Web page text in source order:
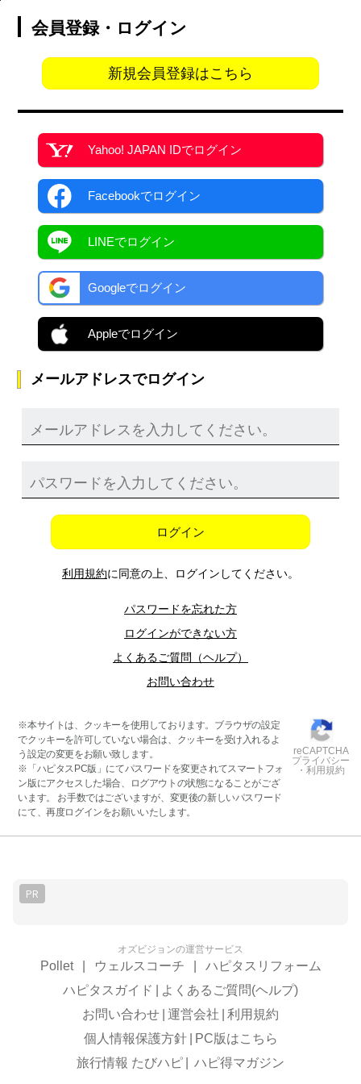
会員登録・ログイン
新規会員登録はこちら
Yahoo! JAPAN IDでログイン
Facebookでログイン
LINEでログイン
Googleでログイン
Appleでログイン
メールアドレスでログイン
ログイン
利用規約に同意の上、ログインしてください。
パスワードを忘れた方
ログインができない方
よくあるご質問（ヘルプ）
お問い合わせ
※本サイトは、クッキーを使用しております。ブラウザの設定
でクッキーを許可していない場合は、クッキーを受け入れるよ
う設定の変更をお願い致します。
※「ハピタスPC版」にてパスワードを変更されてスマートフォ
ン版にアクセスした場合、ログアウトの状態になることがござ
います。 お手数ではございますが、変更後の新しいパスワード
にて、再度ログインをお願いいたします。
reCAPTCHA
プライバシー
・利用規約
PR
オズビジョンの運営サービス
Pollet ウェルスコーチ
ハピタスリフォーム
ハピタスガイド
よくあるご質問(ヘルプ)
お問い合わせ 運営会社
利用規約
個人情報保護方針
PC版はこちら
旅行情報 たびハピ
ハピ得マガジン